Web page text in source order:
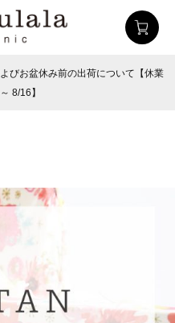
びお盆休み前の出荷について【休業
8/16】